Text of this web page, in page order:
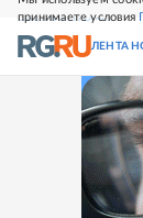
принимаете условия
СВЕЖИЙ НОМЕР
ЛЕНТА